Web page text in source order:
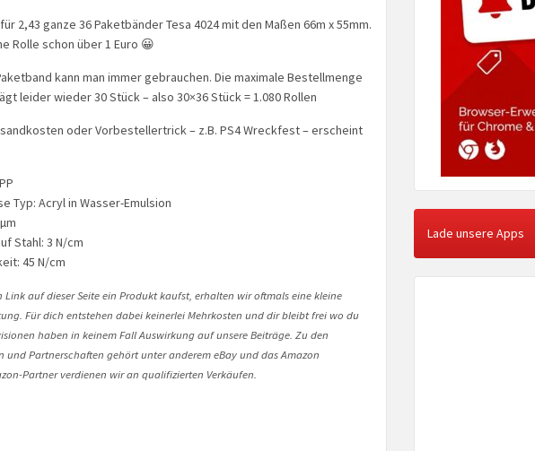
2,43 ganze 36 Paketbänder Tesa 4024 mit den Maßen 66m x 55mm.
Rolle schon über 1 Euro 😀
kann man immer gebrauchen. Die maximale Bestellmenge
leider wieder 30 Stück – also 30×36 Stück = 1.080 Rollen
oder Vorbestellertrick – z.B. PS4 Wreckfest – erscheint
Typ: Acryl in Wasser-Emulsion
Stahl: 3 N/cm
45 N/cm
Link auf dieser Seite ein Produkt kaufst, erhalten wir oftmals eine kleine
Für dich entstehen dabei keinerlei Mehrkosten und dir bleibt frei wo du
haben in keinem Fall Auswirkung auf unsere Beiträge. Zu den
und Partnerschaften gehört unter anderem eBay und das Amazon
Partner verdienen wir an qualifizierten Verkäufen.
Lade unsere Apps